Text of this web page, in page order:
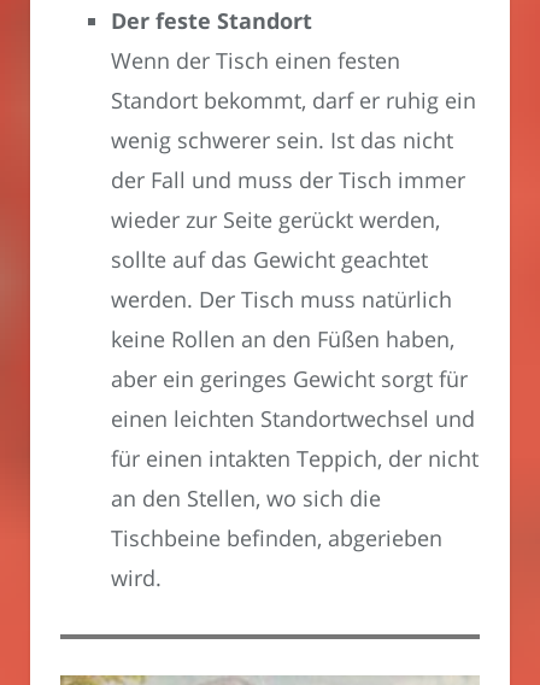
Der feste Standort
Wenn der Tisch einen festen
Standort bekommt, darf er ruhig ein
wenig schwerer sein. Ist das nicht
der Fall und muss der Tisch immer
wieder zur Seite gerückt werden,
sollte auf das Gewicht geachtet
werden. Der Tisch muss natürlich
keine Rollen an den Füßen haben,
aber ein geringes Gewicht sorgt für
einen leichten Standortwechsel und
für einen intakten Teppich, der nicht
an den Stellen, wo sich die
Tischbeine befinden, abgerieben
wird.